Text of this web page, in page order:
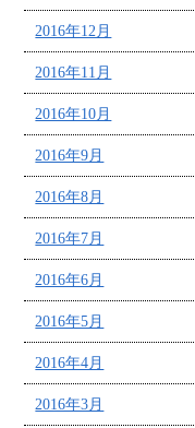
2016年12月
2016年11月
2016年10月
2016年9月
2016年8月
2016年7月
2016年6月
2016年5月
2016年4月
2016年3月